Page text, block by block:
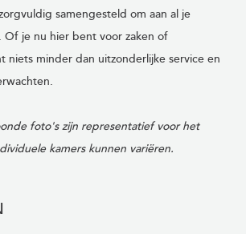
samengesteld om aan al je
je nu hier bent voor zaken of
niets minder dan uitzonderlijke service en
foto's zijn representatief voor het
kamers kunnen variëren.